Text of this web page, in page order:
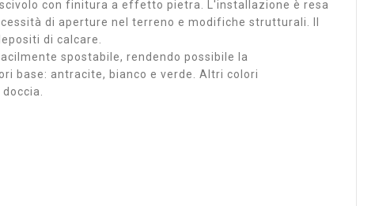
con finitura a effetto pietra. L'installazione è resa
di aperture nel terreno e modifiche strutturali. Il
di calcare.
spostabile, rendendo possibile la
base: antracite, bianco e verde. Altri colori